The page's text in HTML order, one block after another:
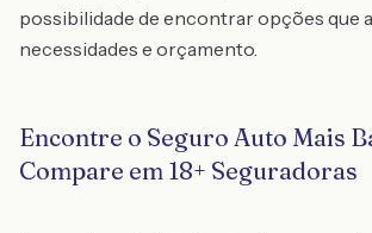
possibilidade de encontrar opções que
necessidades e orçamento.
Encontre o Seguro Auto Mais
Compare em 18+ Seguradoras